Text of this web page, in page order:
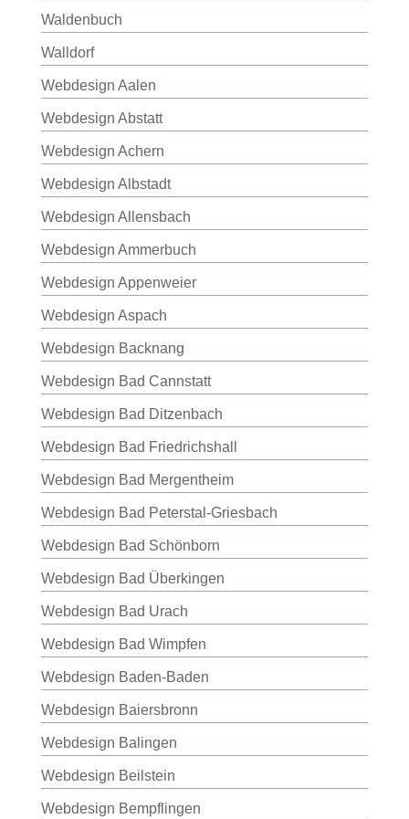
Waldenbuch
Walldorf
Webdesign Aalen
Webdesign Abstatt
Webdesign Achern
Webdesign Albstadt
Webdesign Allensbach
Webdesign Ammerbuch
Webdesign Appenweier
Webdesign Aspach
Webdesign Backnang
Webdesign Bad Cannstatt
Webdesign Bad Ditzenbach
Webdesign Bad Friedrichshall
Webdesign Bad Mergentheim
Webdesign Bad Peterstal-Griesbach
Webdesign Bad Schönborn
Webdesign Bad Überkingen
Webdesign Bad Urach
Webdesign Bad Wimpfen
Webdesign Baden-Baden
Webdesign Baiersbronn
Webdesign Balingen
Webdesign Beilstein
Webdesign Bempflingen